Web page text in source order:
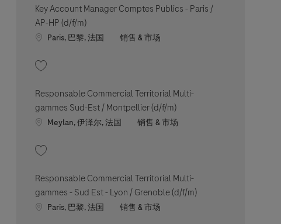
Key Account Manager Comptes Publics - Paris /
AP-HP (d/f/m)
Location
Paris, 巴黎, 法国 职位类别
销售 & 市场
Responsable Commercial Territorial Multi-
gammes Sud-Est / Montpellier (d/f/m)
Location
Meylan, 伊泽尔, 法国 职位类别
销售 & 市场
Responsable Commercial Territorial Multi-
gammes - Sud Est - Lyon / Grenoble (d/f/m)
Location
Paris, 巴黎, 法国 职位类别
销售 & 市场